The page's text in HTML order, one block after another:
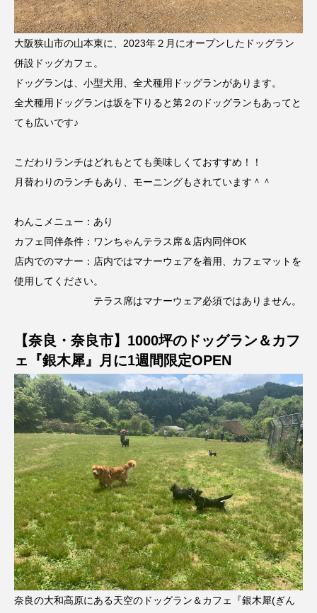
大阪狭山市の山本東に、2023年２月にオープンしたドッグラン
併設ドッグカフェ。
ドッグランは、小型犬用、全犬種用ドッグランがあります。
全犬種用ドッグランは坂を下りると第２のドッグランもあってと
ても広いです♪
こだわりランチはどれもとても美味しくておすすめ！！
月替わりのランチもあり、モーニングもされています＾＾
わんこメニュー：あり
カフェ同伴条件：ワンちゃんテラス席＆店内同伴OK
店内でのマナー：店内ではマナーウェアを着用、カフェマットを
使用してください。
テラス席はマナーウェア必須ではありません。
【奈良・奈良市】1000坪のドッグラン＆カフ
ェ『銀木犀』月に1週間限定OPEN
奈良の大和高原にある天空のドッグラン＆カフェ『銀木犀(ぎん